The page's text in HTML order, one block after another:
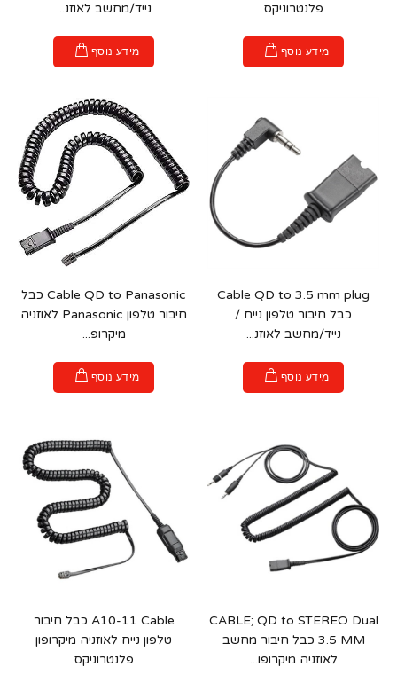
פלנטרוניקס
מידע נוסף
נייד/מחשב לאוזנ...
מידע נוסף
Cable QD to 3.5 mm plug
כבל חיבור טלפון נייח /
נייד/מחשב לאוזנ...
מידע נוסף
Cable QD to Panasonic כבל
חיבור טלפון Panasonic לאוזניה
מיקרופ...
מידע נוסף
CABLE; QD to STEREO Dual
3.5 MM כבל חיבור מחשב
לאוזניה מיקרופו...
A10-11 Cable כבל חיבור
טלפון נייח לאוזניה מיקרופון
פלנטרוניקס